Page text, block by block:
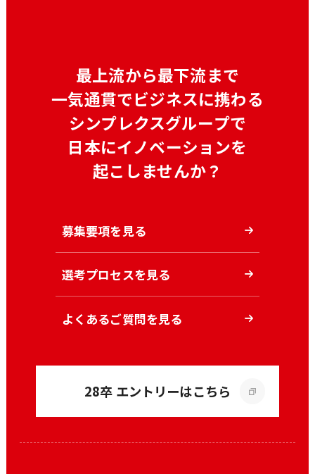
最上流から最下流まで
一気通貫でビジネスに携わる
シンプレクスグループで
日本にイノベーションを
起こしませんか？
募集要項を見る
選考プロセスを見る
よくあるご質問を見る
28卒 エントリーはこちら